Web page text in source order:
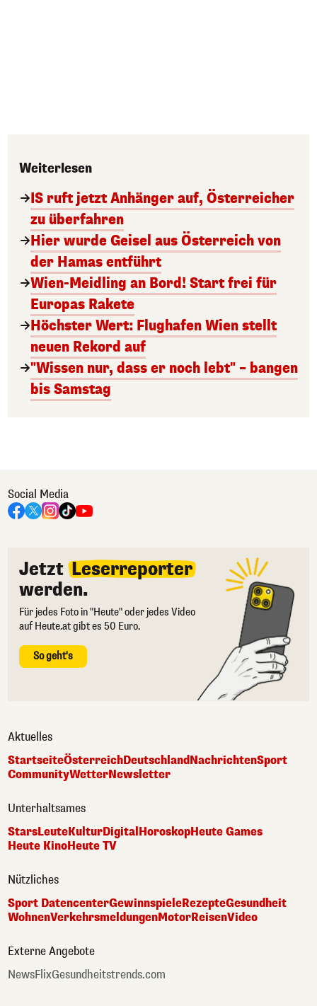
Weiterlesen
IS ruft jetzt Anhänger auf, Österreicher
zu überfahren
Hier wurde Geisel aus Österreich von
der Hamas entführt
Wien-Meidling an Bord! Start frei für
Europas Rakete
Höchster Wert: Flughafen Wien stellt
neuen Rekord auf
"Wissen nur, dass er noch lebt" – bangen
bis Samstag
Social Media
Jetzt Leserreporter
werden.
Für jedes Foto in "Heute" oder jedes Video
auf Heute.at gibt es 50 Euro.
So geht's
Aktuelles
StartseiteÖsterreichDeutschlandNachrichtenSport
CommunityWetterNewsletter
Unterhaltsames
StarsLeuteKulturDigital HoroskopHeute Games
Heute KinoHeute TV
Nützliches
Sport DatencenterGewinnspieleRezepteGesundheit
WohnenVerkehrsmeldungenMotorReisenVideo
Externe Angebote
NewsFlixGesundheitstrends.com